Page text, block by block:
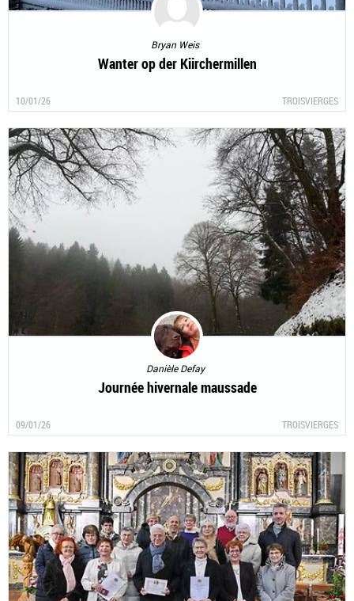
Bryan Weis
Wanter op der Kiirchermillen
10/01/26 TROISVIERGES
Danièle Defay
Journée hivernale maussade
09/01/26 TROISVIERGES